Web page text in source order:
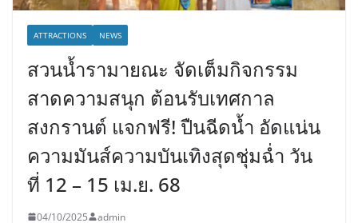
ATTRACTIONS NEWS
สวนน้ำรามายณะ จัดเต็มกิจกรรม
สาดความสนุก ต้อนรับเทศกาล
สงกรานต์ แจกฟรี! ปืนฉีดน้ำ อัดแน่น
ความมันส์ความบันเทิงสุดชุ่มฉ่ำ วัน
ที่ 12 – 15 เม.ย. 68
04/10/2025 admin